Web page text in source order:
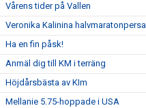
Vårens tider på Vallen
Veronika Kalinina
Ha en fin påsk!
Anmäl dig till KM i terräng
Höjdårsbästa av KIm
Mellanie 5.75-hoppade i USA